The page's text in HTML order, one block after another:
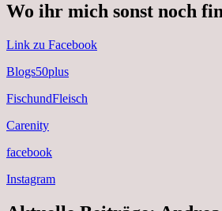
Wo ihr mich sonst noch
Link zu Facebook
Blogs50plus
FischundFleisch
Carenity
facebook
Instagram